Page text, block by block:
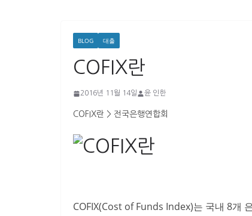
BLOG 대출
COFIX란
2016년 11월 14일 윤 인한
COFIX란 > 전국은행연합회
COFIX(Cost of Funds Index)는 국내 8개